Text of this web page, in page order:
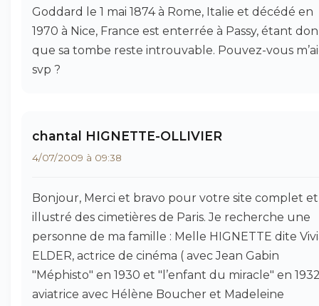
Goddard le 1 mai 1874 à Rome, Italie et décédé en
1970 à Nice, France est enterrée à Passy, étant
que sa tombe reste introuvable. Pouvez-vous
svp ?
chantal HIGNETTE-OLLIVIER
4/07/2009 à 09:38
Bonjour, Merci et bravo pour votre site complet et
illustré des cimetières de Paris. Je recherche une
personne de ma famille : Melle HIGNETTE dite
ELDER, actrice de cinéma ( avec Jean Gabin
"Méphisto" en 1930 et "l’enfant du miracle" en
aviatrice avec Hélène Boucher et Madeleine